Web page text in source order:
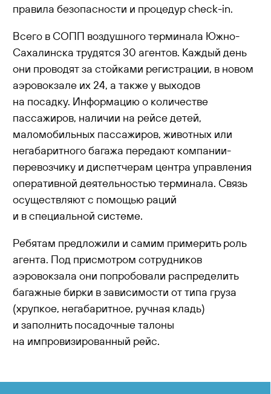
правила безопасности и процедур check-in.
Всего в СОПП воздушного терминала Южно-
Сахалинска трудятся 30 агентов. Каждый день
они проводят за стойками регистрации, в новом
аэровокзале их 24, а также у выходов
на посадку. Информацию о количестве
пассажиров, наличии на рейсе детей,
маломобильных пассажиров, животных или
негабаритного багажа передают компании-
перевозчику и диспетчерам центра управления
оперативной деятельностью терминала. Связь
осуществляют с помощью раций
и в специальной системе.
Ребятам предложили и самим примерить роль
агента. Под присмотром сотрудников
аэровокзала они попробовали распределить
багажные бирки в зависимости от типа груза
(хрупкое, негабаритное, ручная кладь)
и заполнить посадочные талоны
на импровизированный рейс.